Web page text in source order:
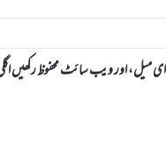
میل، اور ویب سائٹ محفوظ رکھیں